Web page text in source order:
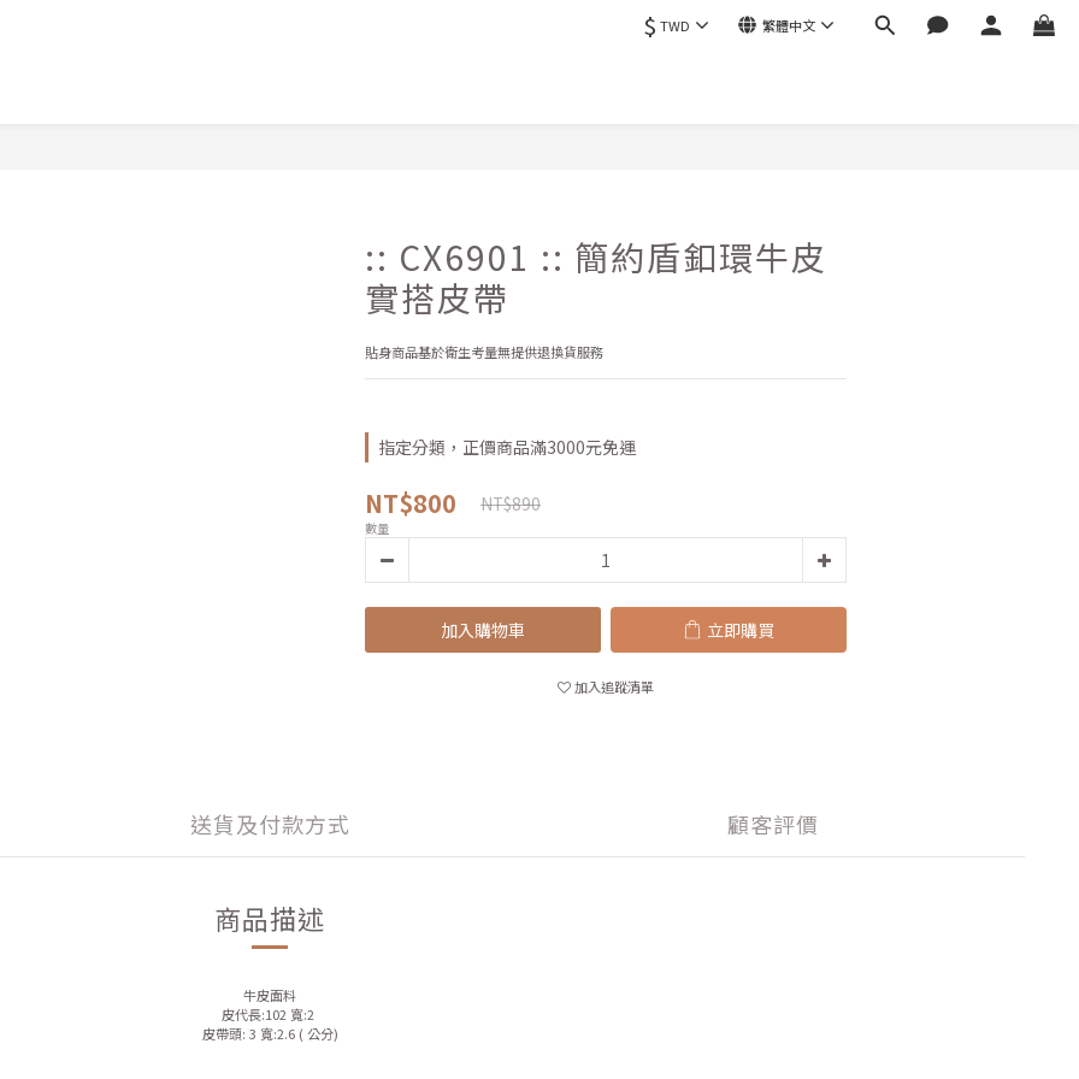
$ TWD 繁體中文
:: CX6901 :: 簡約盾釦環牛皮
實搭皮帶
貼身商品基於衛生考量無提供退換貨服務
指定分類，正價商品滿3000元免運
NT$800 NT$890
數量
加入購物車 立即購買
加入追蹤清單
送貨及付款方式 顧客評價
商品描述
牛皮面料
皮代長:102 寬:2
皮帶頭: 3 寬:2.6 ( 公分)